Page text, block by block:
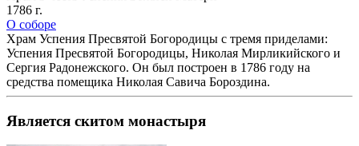
1786 г.
О соборе
Храм Успения Пресвятой Богородицы с тремя приделами:
Успения Пресвятой Богородицы, Николая Мирликийского и
Сергия Радонежского. Он был построен в 1786 году на
средства помещика Николая Савича Бороздина.
Является скитом монастыря